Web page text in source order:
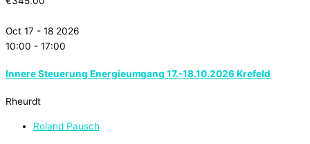
Oct 17 - 18 2026
10:00 - 17:00
Innere Steuerung Energieumgang 17.-18.10.2026 Krefeld
Rheurdt
Roland Pausch